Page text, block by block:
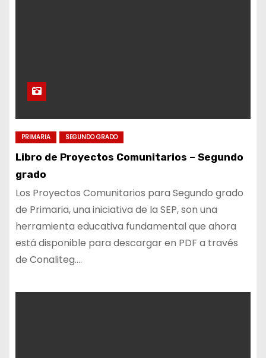
PRIMARIA SEGUNDO GRADO
Libro de Proyectos Comunitarios – Segundo
grado
Los Proyectos Comunitarios para Segundo grado
de Primaria, una iniciativa de la SEP, son una
herramienta educativa fundamental que ahora
está disponible para descargar en PDF a través
de Conaliteg.…